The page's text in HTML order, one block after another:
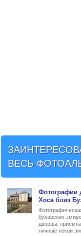
ВЕСЬ
Фотографии
Хоса близ
бухарских
дворцы,
личные покои